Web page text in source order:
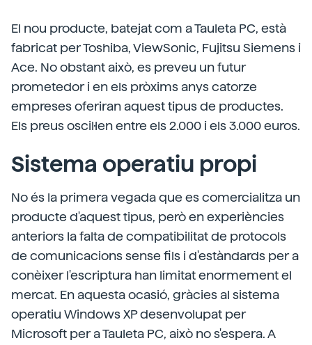
El nou producte, batejat com a Tauleta PC, està
fabricat per Toshiba, ViewSonic, Fujitsu Siemens i
Ace. No obstant això, es preveu un futur
prometedor i en els pròxims anys catorze
empreses oferiran aquest tipus de productes.
Els preus oscil·len entre els 2.000 i els 3.000 euros.
Sistema operatiu propi
No és la primera vegada que es comercialitza un
producte d'aquest tipus, però en experiències
anteriors la falta de compatibilitat de protocols
de comunicacions sense fils i d'estàndards per a
conèixer l'escriptura han limitat enormement el
mercat. En aquesta ocasió, gràcies al sistema
operatiu Windows XP desenvolupat per
Microsoft per a Tauleta PC, això no s'espera. A